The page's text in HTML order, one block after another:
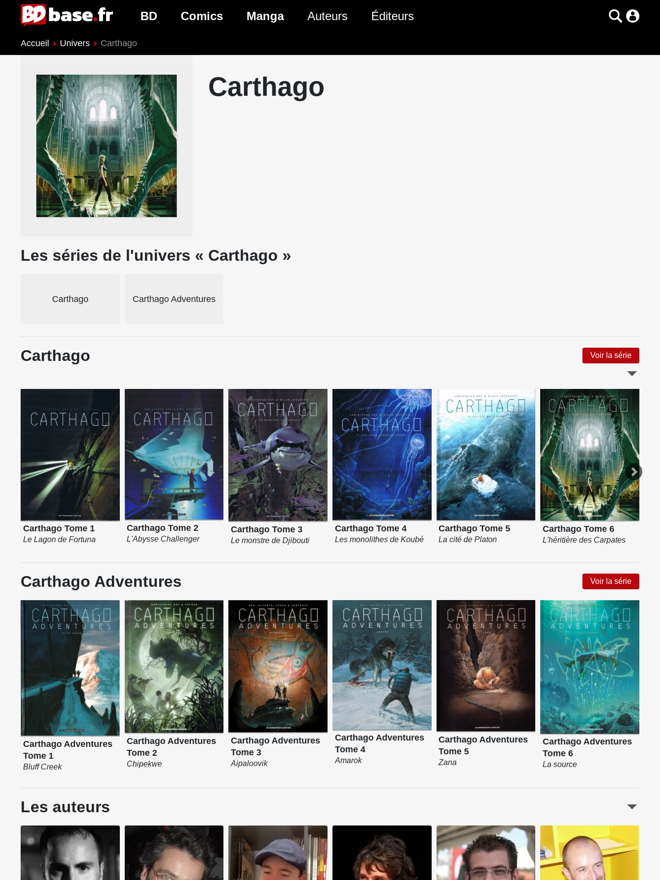
BD
Genres BD
Comics
Genres Comics
Manga
Genres Manga
Auteurs Éditeurs
Accueil Univers Carthago
Carthago
Les séries de l'univers « Carthago »
Carthago Carthago Adventures
Carthago Voir la série
Carthago Tome 1
Le Lagon de Fortuna
Carthago Tome 2
L'Abysse Challenger
Carthago Tome 3
Le monstre de Djibouti
Carthago Tome 4
Les monolithes de Koubé
Carthago Tome 5
La cité de Platon
Carthago Tome 6
L'héritière des Carpates
Carthago Adventures Voir la série
Carthago Adventures
Tome 1
Bluff Creek
Carthago Adventures
Tome 2
Chipekwe
Carthago Adventures
Tome 3
Aipaloovik
Carthago Adventures
Tome 4
Amarok
Carthago Adventures
Tome 5
Zana
Carthago Adventures
Tome 6
La source
Les auteurs